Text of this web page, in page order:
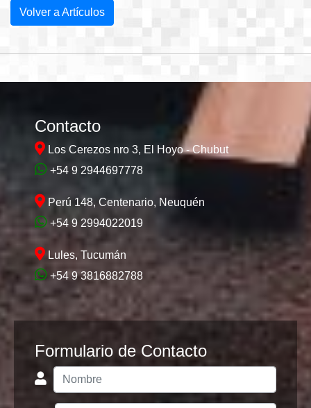
Volver a Artículos
Contacto
Los Cerezos nro 3, El Hoyo - Chubut
+54 9 2944697778
Perú 148, Centenario, Neuquén
+54 9 2994022019
Lules, Tucumán
+54 9 3816882788
Formulario de Contacto